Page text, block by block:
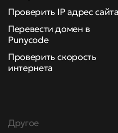
Проверить IP адрес сайта
Перевести домен в
Punycode
Проверить скорость
интернета
Другое